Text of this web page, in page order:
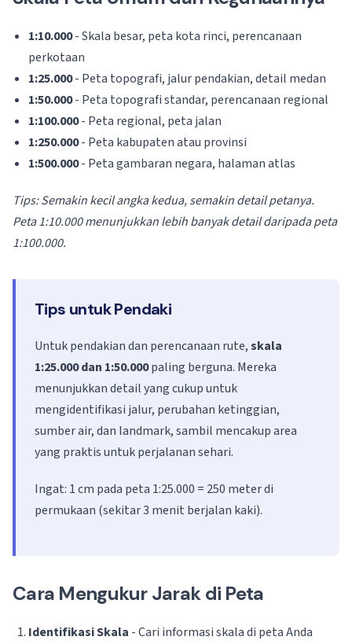
1:10.000- Skala besar, peta kota rinci, perencanaan
perkotaan
1:25.000- Peta topografi, jalur pendakian, detail medan
1:50.000- Peta topografi standar, perencanaan regional
1:100.000- Peta regional, peta jalan
1:250.000- Peta kabupaten atau provinsi
1:500.000- Peta gambaran negara, halaman atlas
Tips: Semakin kecil angka kedua, semakin detail petanya.
Peta 1:10.000 menunjukkan lebih banyak detail daripada peta
1:100.000.
Tips untuk Pendaki
Untuk pendakian dan perencanaan rute,skala
1:25.000 dan 1:50.000paling berguna. Mereka
menunjukkan detail yang cukup untuk
mengidentifikasi jalur, perubahan ketinggian,
sumber air, dan landmark, sambil mencakup area
yang praktis untuk perjalanan sehari.
Ingat: 1 cm pada peta 1:25.000 = 250 meter di
permukaan (sekitar 3 menit berjalan kaki).
Cara Mengukur Jarak di Peta
Identifikasi Skala - Cari informasi skala di peta Anda